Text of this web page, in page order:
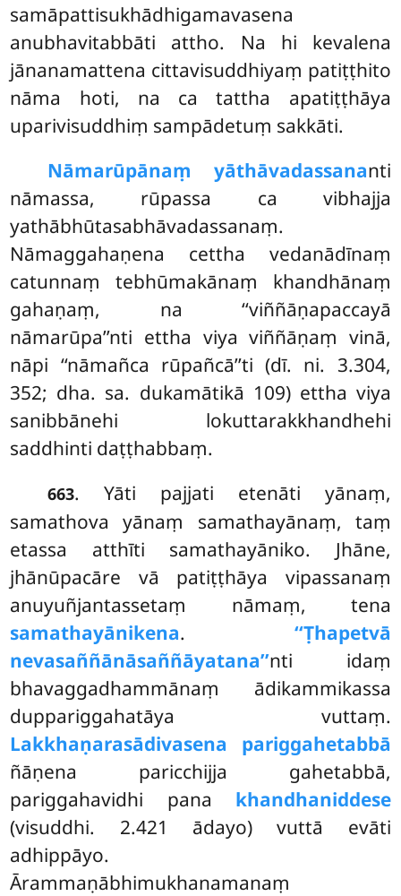
samāpattisukhādhigamavasena
anubhavitabbāti attho. Na hi kevalena
jānanamattena cittavisuddhiyaṃ patiṭṭhito
nāma hoti, na ca tattha apatiṭṭhāya
uparivisuddhiṃ sampādetuṃ sakkāti.
Nāmarūpānaṃ yāthāvadassananti
nāmassa, rūpassa ca vibhajja
yathābhūtasabhāvadassanaṃ.
Nāmaggahaṇena cettha vedanādīnaṃ
catunnaṃ tebhūmakānaṃ khandhānaṃ
gahaṇaṃ, na ‘‘viññāṇapaccayā
nāmarūpa’’nti ettha viya viññāṇaṃ vinā,
nāpi ‘‘nāmañca rūpañcā’’ti (dī. ni. 3.304,
352; dha. sa. dukamātikā 109) ettha viya
sanibbānehi lokuttarakkhandhehi
saddhinti daṭṭhabbaṃ.
663. Yāti pajjati etenāti yānaṃ,
samathova yānaṃ samathayānaṃ, taṃ
etassa atthīti samathayāniko. Jhāne,
jhānūpacāre vā patiṭṭhāya vipassanaṃ
anuyuñjantassetaṃ nāmaṃ, tena
samathayānikena. ‘‘Ṭhapetvā
nevasaññānāsaññāyatana’’nti idaṃ
bhavaggadhammānaṃ ādikammikassa
duppariggahatāya vuttaṃ.
Lakkhaṇarasādivasena pariggahetabbā
ñāṇena paricchijja gahetabbā,
pariggahavidhi pana khandhaniddese
(visuddhi. 2.421 ādayo) vuttā evāti
adhippāyo.
Ārammaṇābhimukhanamanaṃ